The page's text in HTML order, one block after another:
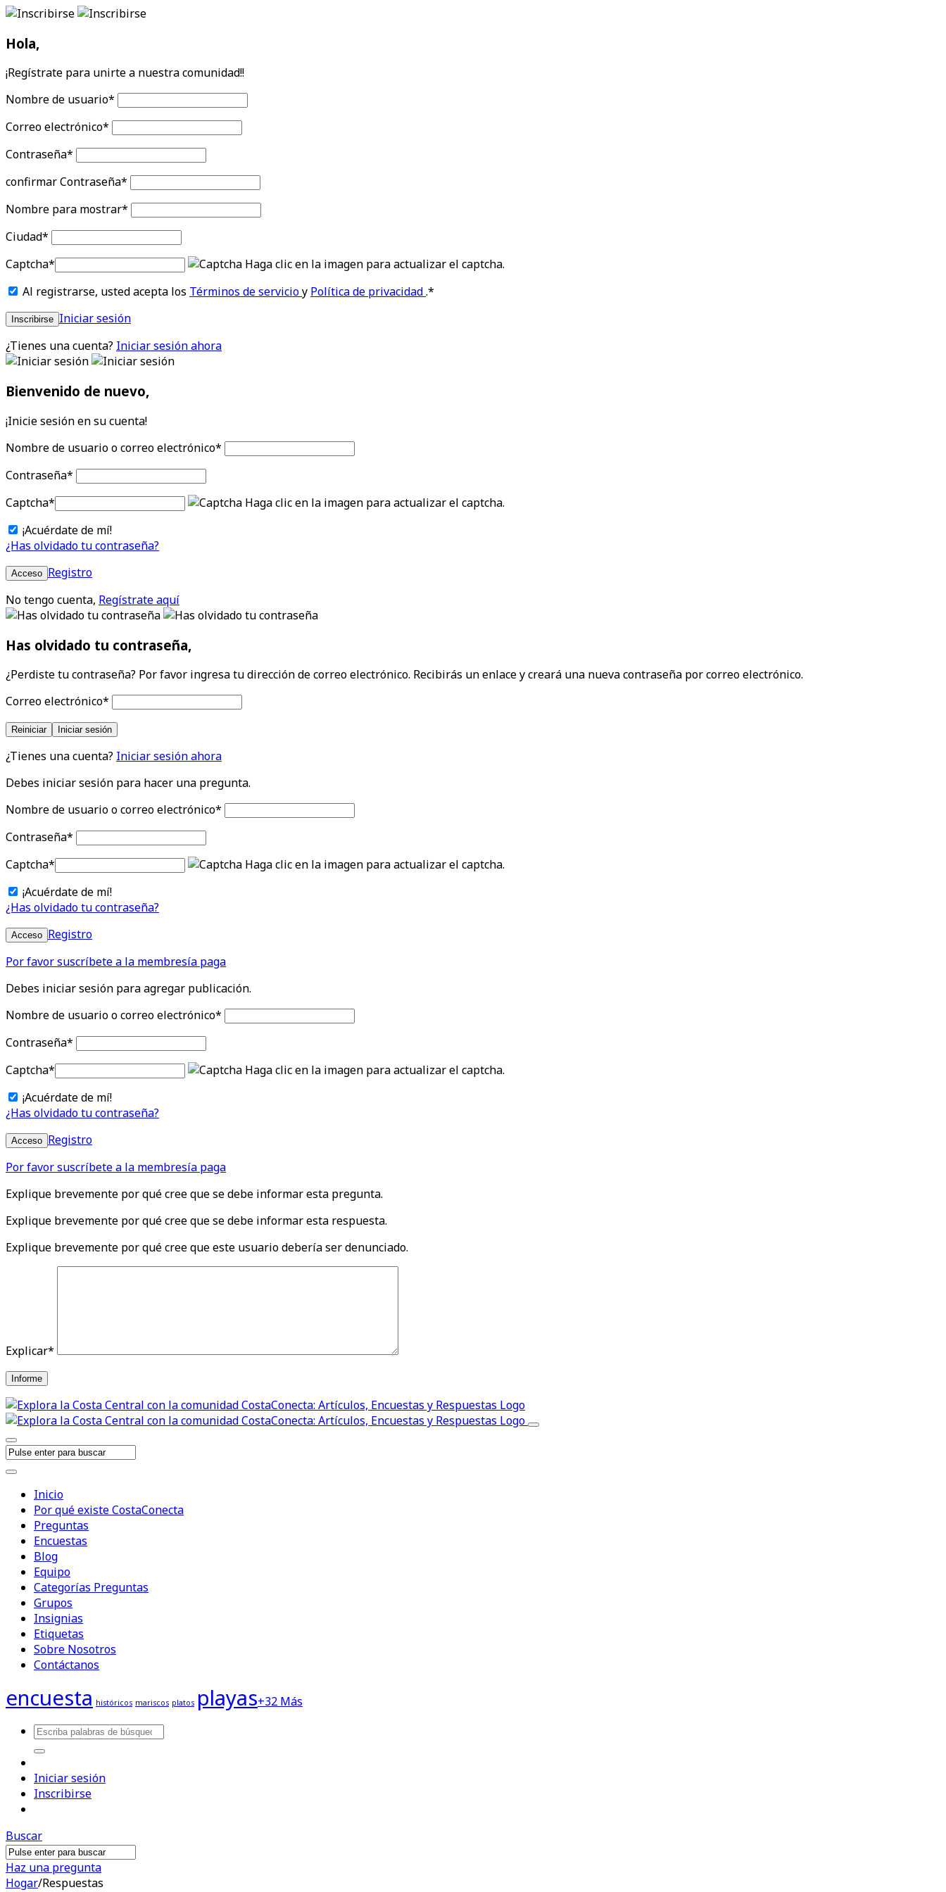
Hola,
¡Regístrate para unirte a nuestra comunidad!!
Nombre de usuario*
Correo electrónico*
Contraseña*
confirmar Contraseña*
Nombre para mostrar*
Ciudad*
Captcha*
Haga clic en la imagen para actualizar el captcha.
Al registrarse, usted acepta los Términos de servicioy Política de privacidad.*
Inscribirse Iniciar sesión
¿Tienes una cuenta? Iniciar sesión ahora
Bienvenido de nuevo,
¡Inicie sesión en su cuenta!
Nombre de usuario o correo electrónico*
Contraseña*
Captcha*
Haga clic en la imagen para actualizar el captcha.
¡Acuérdate de mí!
¿Has olvidado tu contraseña?
Acceso Registro
No tengo cuenta, Regístrate aquí
Has olvidado tu contraseña,
¿Perdiste tu contraseña? Por favor ingresa tu dirección de correo electrónico. Recibirás un enlace y creará una nueva contraseña por correo electrónico.
Correo electrónico*
Reiniciar Iniciar sesión
¿Tienes una cuenta? Iniciar sesión ahora
Debes iniciar sesión para hacer una pregunta.
Nombre de usuario o correo electrónico*
Contraseña*
Captcha*
Haga clic en la imagen para actualizar el captcha.
¡Acuérdate de mí!
¿Has olvidado tu contraseña?
Acceso Registro
Por favor suscríbete a la membresía paga
Debes iniciar sesión para agregar publicación.
Nombre de usuario o correo electrónico*
Contraseña*
Captcha*
Haga clic en la imagen para actualizar el captcha.
¡Acuérdate de mí!
¿Has olvidado tu contraseña?
Acceso Registro
Por favor suscríbete a la membresía paga
Explique brevemente por qué cree que se debe informar esta pregunta.
Explique brevemente por qué cree que se debe informar esta respuesta.
Explique brevemente por qué cree que este usuario debería ser denunciado.
Explicar*
Informe
Inicio
Por qué existe CostaConecta
Preguntas
Encuestas
Blog
Equipo
Categorías Preguntas
Grupos
Insignias
Etiquetas
Sobre Nosotros
Contáctanos
encuesta históricos mariscos platos playas+32 Más
Iniciar sesión
Inscribirse
Buscar
Haz una pregunta
Hogar/Respuestas